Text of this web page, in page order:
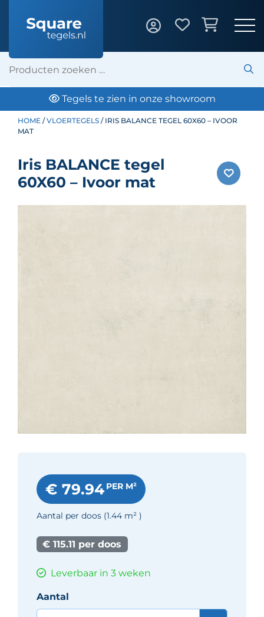
Tegels te zien in onze showroom
HOME /VLOERTEGELS / IRIS BALANCE TEGEL 60X60 – IVOOR
MAT
Iris BALANCE tegel
60X60 – Ivoor mat
€ 79.94 PER M²
Aantal per doos (1.44 m² )
€ 115.11 per doos
Leverbaar in 3 weken
Aantal